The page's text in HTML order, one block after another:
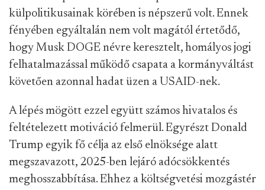
külpolitikusainak körében is népszerű volt. Ennek
fényében egyáltalán nem volt magától értetődő,
hogy Musk DOGE névre keresztelt, homályos jogi
felhatalmazással működő csapata a kormányváltást
követően azonnal hadat üzen a USAID-nek.
A lépés mögött ezzel együtt számos hivatalos és
feltételezett motiváció felmerül. Egyrészt Donald
Trump egyik fő célja az első elnöksége alatt
megszavazott, 2025-ben lejáró adócsökkentés
meghosszabbítása. Ehhez a költségvetési mozgástér